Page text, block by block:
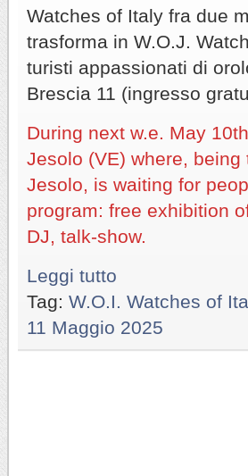
Watches of Italy fra due
trasforma in W.O.J.
turisti appassionati di
Brescia 11 (ingresso
During next w.e. May
Jesolo (VE) where,
Jesolo, is waiting for
program: free exhibition
DJ, talk-show.
Leggi tutto
Tag: W.O.I. Watches of
11 Maggio 2025